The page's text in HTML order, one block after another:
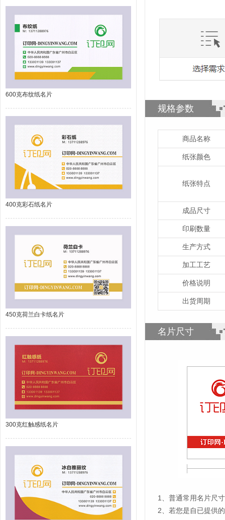
600克布纹纸名片
400克彩石纸名片
450克荷兰白卡纸名片
300克红触感纸名片
规格参数
商品名称
纸张颜色
纸张特点
成品尺寸
印刷数量
生产方式
加工工艺
价格说明
出货周期
名片尺寸
1
普通常用名片尺
2、若您是自已提供